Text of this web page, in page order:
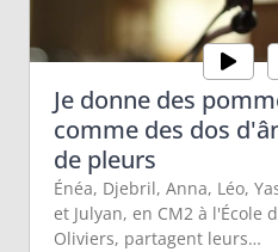
Je donne des
comme des dos
de pleurs
Énéa, Djebril, Anna, Léo,
et Julyan, en CM2 à l'École
Oliviers, partagent leurs